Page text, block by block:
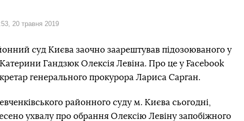
20 травня 2019
суд Києва заочно заарештував підозоюваного у
Катерини Гандзюк Олексія Левіна. Про це у Facebook
генерального прокурора Лариса Сарган.
районного суду м. Києва сьогодні,
ухвалу про обрання Олексію Левіну запобіжного